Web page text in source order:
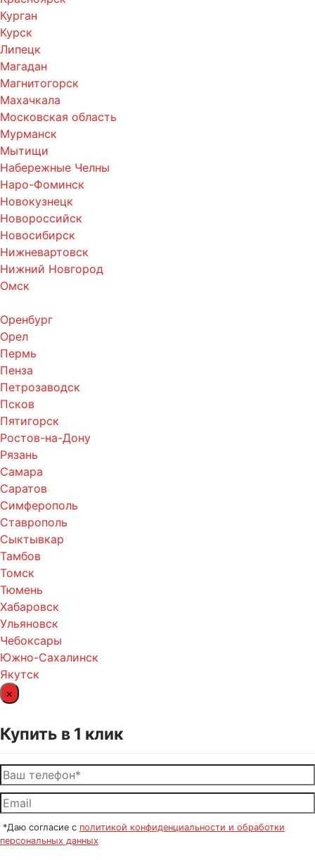
Курган
Курск
Липецк
Магадан
Магнитогорск
Махачкала
Московская область
Мурманск
Мытищи
Набережные Челны
Наро-Фоминск
Новокузнецк
Новороссийск
Новосибирск
Нижневартовск
Нижний Новгород
Омск
Оренбург
Орел
Пермь
Пенза
Петрозаводск
Псков
Пятигорск
Ростов-на-Дону
Рязань
Самара
Саратов
Симферополь
Ставрополь
Сыктывкар
Тамбов
Томск
Тюмень
Хабаровск
Ульяновск
Чебоксары
Южно-Сахалинск
Якутск
×
Купить в 1 клик
*Даю согласие с политикой конфиденциальности и обработки
персональных данных